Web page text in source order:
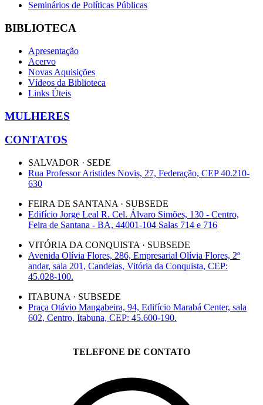
Seminários de Políticas Públicas
BIBLIOTECA
Apresentação
Acervo
Novas Aquisições
Vídeos da Biblioteca
Links Úteis
MULHERES
CONTATOS
SALVADOR · SEDE
Rua Professor Aristides Novis, 27, Federação, CEP 40.210-
630
FEIRA DE SANTANA · SUBSEDE
Edifício Jorge Leal R. Cel. Álvaro Simões, 130 - Centro,
Feira de Santana - BA, 44001-104 Salas 714 e 716
VITÓRIA DA CONQUISTA · SUBSEDE
Avenida Olívia Flores, 286, Empresarial Olívia Flores, 2º
andar, sala 201, Candeias, Vitória da Conquista, CEP:
45.028-100.
ITABUNA · SUBSEDE
Praça Otávio Mangabeira, 94, Edifício Marabá Center, sala
602, Centro, Itabuna, CEP: 45.600-190.
TELEFONE DE CONTATO